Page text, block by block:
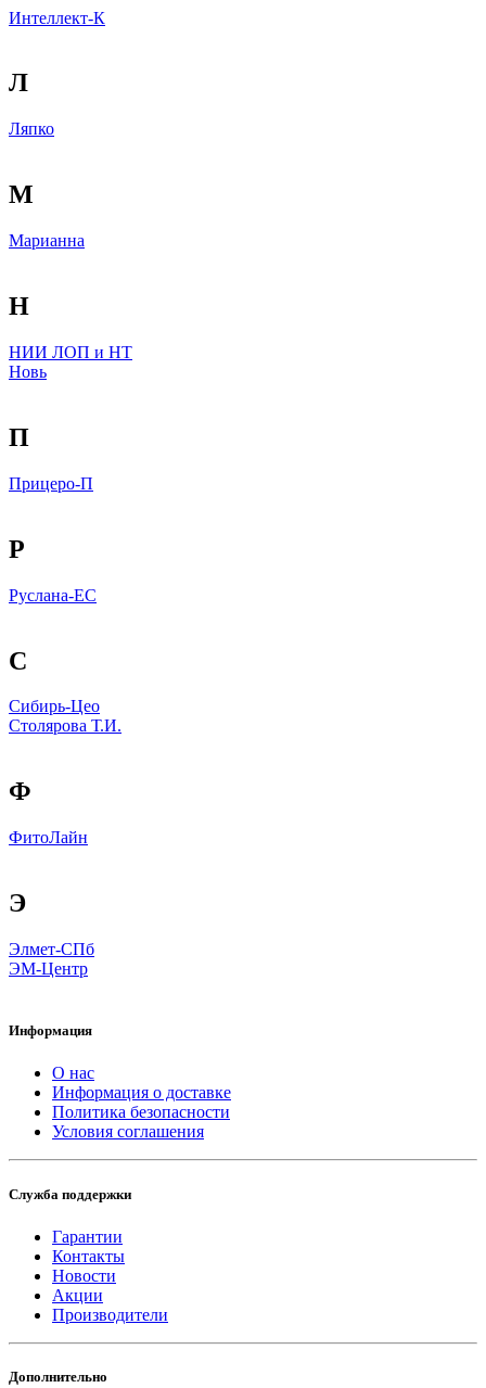
Интеллект-К
Л
Ляпко
М
Марианна
Н
НИИ ЛОП и НТ
Новь
П
Прицеро-П
Р
Руслана-ЕС
С
Сибирь-Цео
Столярова Т.И.
Ф
ФитоЛайн
Э
Элмет-СПб
ЭМ-Центр
Информация
О нас
Информация о доставке
Политика безопасности
Условия соглашения
Служба поддержки
Гарантии
Контакты
Новости
Акции
Производители
Дополнительно